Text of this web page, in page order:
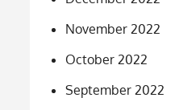
November 2022
October 2022
September 2022